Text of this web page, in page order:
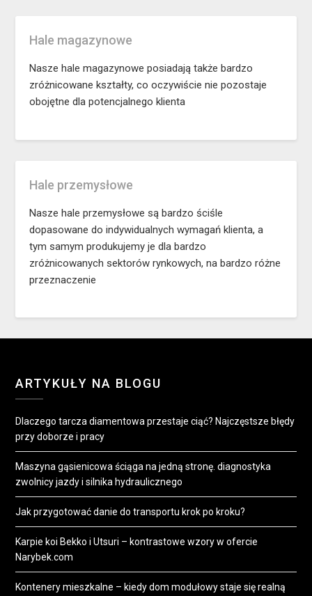
Hale magazynowe
Nasze hale magazynowe posiadają także bardzo
zróżnicowane kształty, co oczywiście nie pozostaje
obojętne dla potencjalnego klienta
Hale przemysłowe
Nasze hale przemysłowe są bardzo ściśle
dopasowane do indywidualnych wymagań klienta, a
tym samym produkujemy je dla bardzo
zróżnicowanych sektorów rynkowych, na bardzo różne
przeznaczenie
ARTYKUŁY NA BLOGU
Dlaczego tarcza diamentowa przestaje ciąć? Najczęstsze błędy
przy doborze i pracy
Maszyna gąsienicowa ściąga na jedną stronę. diagnostyka
zwolnicy jazdy i silnika hydraulicznego
Jak przygotować danie do transportu krok po kroku?
Karpie koi Bekko i Utsuri – kontrastowe wzory w ofercie
Narybek.com
Kontenery mieszkalne – kiedy dom modułowy staje się realną